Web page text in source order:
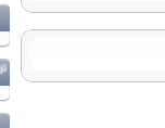
TỘC!